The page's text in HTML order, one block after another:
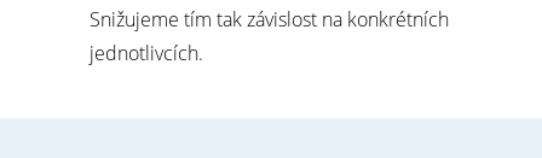
Snižujeme tím tak závislost na konkrétních
jednotlivcích.